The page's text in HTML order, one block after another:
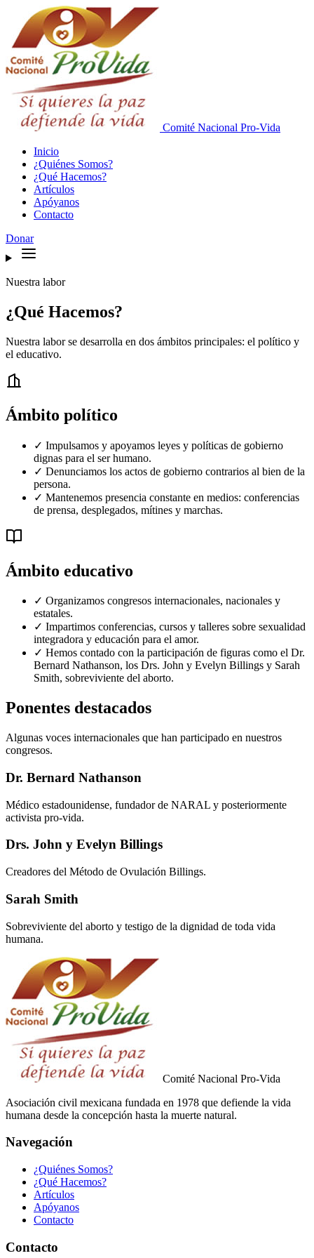
Comité Nacional Pro-Vida
Inicio
¿Quiénes Somos?
¿Qué Hacemos?
Artículos
Apóyanos
Contacto
Donar
Nuestra labor
¿Qué Hacemos?
Nuestra labor se desarrolla en dos ámbitos principales: el político y
el educativo.
Ámbito político
✓ Impulsamos y apoyamos leyes y políticas de gobierno
dignas para el ser humano.
✓ Denunciamos los actos de gobierno contrarios al bien de la
persona.
✓ Mantenemos presencia constante en medios: conferencias
de prensa, desplegados, mítines y marchas.
Ámbito educativo
✓ Organizamos congresos internacionales, nacionales y
estatales.
✓ Impartimos conferencias, cursos y talleres sobre sexualidad
integradora y educación para el amor.
✓ Hemos contado con la participación de figuras como el Dr.
Bernard Nathanson, los Drs. John y Evelyn Billings y Sarah
Smith, sobreviviente del aborto.
Ponentes destacados
Algunas voces internacionales que han participado en nuestros
congresos.
Dr. Bernard Nathanson
Médico estadounidense, fundador de NARAL y posteriormente
activista pro-vida.
Drs. John y Evelyn Billings
Creadores del Método de Ovulación Billings.
Sarah Smith
Sobreviviente del aborto y testigo de la dignidad de toda vida
humana.
Comité Nacional Pro-Vida
Asociación civil mexicana fundada en 1978 que defiende la vida
humana desde la concepción hasta la muerte natural.
Navegación
¿Quiénes Somos?
¿Qué Hacemos?
Artículos
Apóyanos
Contacto
Contacto